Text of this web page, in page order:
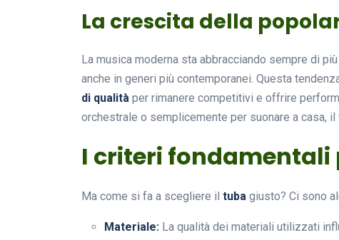
La crescita della
La musica moderna sta abbracciando sempre di
anche in generi più contemporanei. Questa
di qualità per rimanere competitivi e offrire
orchestrale o semplicemente per suonare a casa, il
I criteri fondamentali
Ma come si fa a scegliere il tuba giusto? Ci sono
Materiale: La qualità dei materiali utilizzati